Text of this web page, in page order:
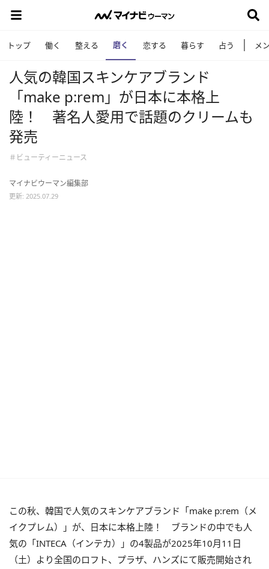
トップ 働く 整える 磨く 恋する 暮らす 占う メ
人気の韓国スキンケアブランド
「make p:rem」が日本に本格上
陸！ 著名人愛用で話題のクリームも
発売
＃ビューティーニュース
マイナビウーマン編集部
更新: 2025.07.29
この秋、韓国で人気のスキンケアブランド「make p:rem（メ
イクプレム）」が、日本に本格上陸！ ブランドの中でも人
気の「INTECA（インテカ）」の4製品が2025年10月11日
（土）より全国のロフト、プラザ、ハンズにて販売開始され